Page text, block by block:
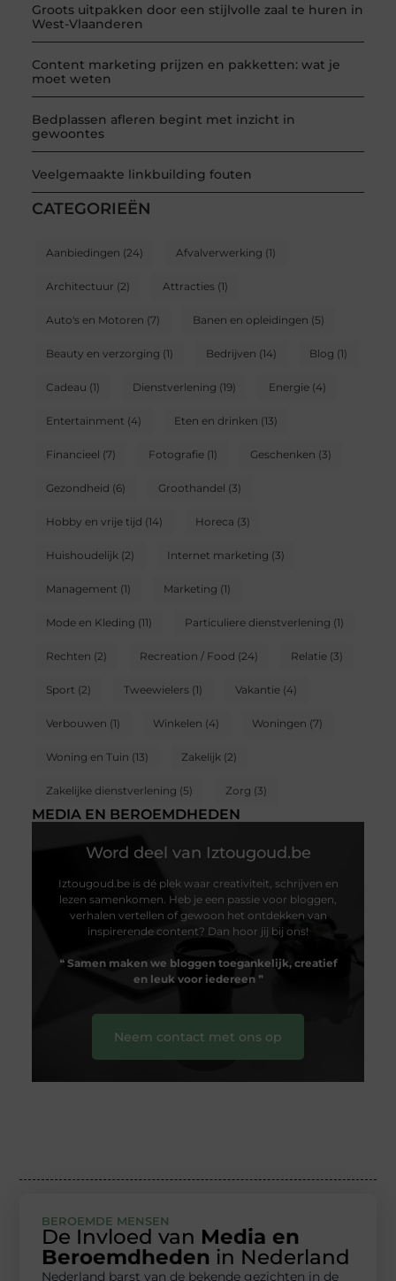
Groots uitpakken door een stijlvolle zaal te huren in
West-Vlaanderen
Content marketing prijzen en pakketten: wat je
moet weten
Bedplassen afleren begint met inzicht in
gewoontes
Veelgemaakte linkbuilding fouten
CATEGORIEËN
Aanbiedingen (24) Afvalverwerking (1)
Architectuur (2) Attracties(1)
Auto's en Motoren (7) Banen en opleidingen (5)
Beauty en verzorging (1) Bedrijven (14) Blog (1)
Cadeau (1) Dienstverlening (19) Energie(4)
Entertainment (4) Eten en drinken (13)
Financieel (7) Fotografie(1) Geschenken (3)
Gezondheid (6) Groothandel (3)
Hobby en vrije tijd (14) Horeca (3)
Huishoudelijk (2) Internet marketing (3)
Management (1) Marketing (1)
Mode en Kleding (11) Particuliere dienstverlening (1)
Rechten (2) Recreation / Food (24) Relatie(3)
Sport (2) Tweewielers(1) Vakantie(4)
Verbouwen (1) Winkelen (4) Woningen (7)
Woning en Tuin (13) Zakelijk (2)
Zakelijke dienstverlening (5) Zorg (3)
MEDIA EN BEROEMDHEDEN
Word deel van Iztougoud.be
Iztougoud.be is dé plek waar creativiteit, schrijven en
lezen samenkomen. Heb je een passie voor bloggen,
verhalen vertellen of gewoon het ontdekken van
inspirerende content? Dan hoor jij bij ons!
❝ Samen maken we bloggen toegankelijk, creatief
en leuk voor iedereen❞
Neem contact met ons op
BEROEMDE MENSEN
De Invloed van Media en
Beroemdheden in Nederland
Nederland barst van de bekende gezichten in de